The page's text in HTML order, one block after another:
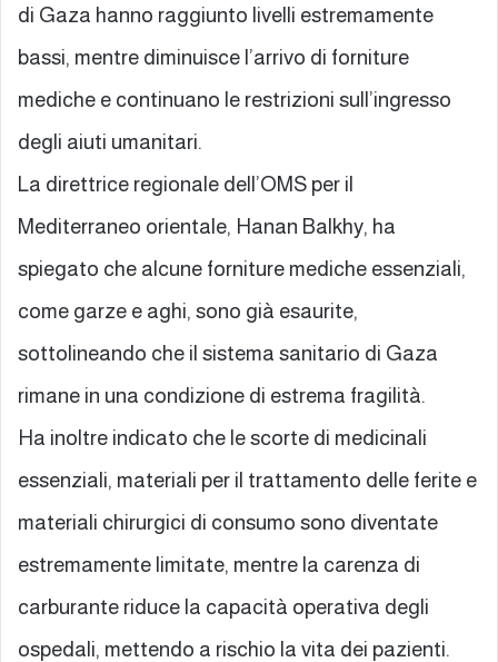
di Gaza hanno raggiunto livelli estremamente
bassi, mentre diminuisce l’arrivo di forniture
mediche e continuano le restrizioni sull’ingresso
degli aiuti umanitari.
La direttrice regionale dell’OMS per il
Mediterraneo orientale, Hanan Balkhy, ha
spiegato che alcune forniture mediche essenziali,
come garze e aghi, sono già esaurite,
sottolineando che il sistema sanitario di Gaza
rimane in una condizione di estrema fragilità.
Ha inoltre indicato che le scorte di medicinali
essenziali, materiali per il trattamento delle ferite e
materiali chirurgici di consumo sono diventate
estremamente limitate, mentre la carenza di
carburante riduce la capacità operativa degli
ospedali, mettendo a rischio la vita dei pazienti.